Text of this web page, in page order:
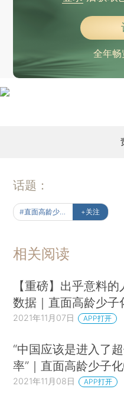
全年畅
话题：
+关注
相关阅读
【重磅】出乎意料
数据｜直面高龄少
2021年11月07日 APP打开
“中国应该是进入了
率”｜直面高龄少子
2021年11月08日 APP打开